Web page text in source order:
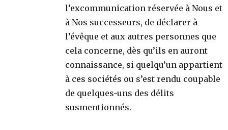
l’excommunication réservée à Nous et
à Nos successeurs, de déclarer à
l’évêque et aux autres personnes que
cela concerne, dès qu’ils en auront
connaissance, si quelqu’un appartient
à ces sociétés ou s’est rendu coupable
de quelques-uns des délits
susmentionnés.